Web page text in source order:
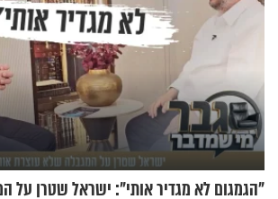
"הגמגום לא מגדיר אותי": ישראל שטרן על